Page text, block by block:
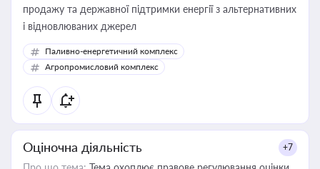
продажу та державної підтримки енергії з альтернативних
і відновлюваних джерел
Паливно-енергетичний комплекс
Агропромисловий комплекс
Оціночна діяльність +7